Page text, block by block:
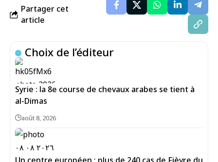
Partager cet
article
Choix de l’éditeur
Syrie : la 8e course de chevaux arabes se tient à
al-Dimas
août 8, 2026